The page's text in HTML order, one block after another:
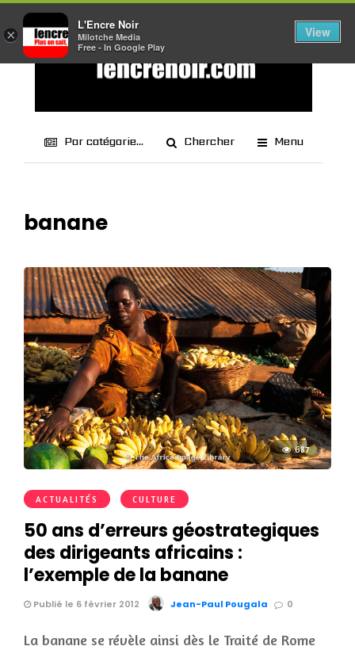
Par catégorie... Chercher Menu
banane
687
ACTUALITÉS CULTURE
50 ans d’erreurs géostrategiques
des dirigeants africains :
l’exemple de la banane
Publié le 6 février 2012 Jean-Paul Pougala 0
La banane se révèle ainsi dès le Traité de Rome
×
L'Encre Noir
Milotche Media
Free - In Google Play
View